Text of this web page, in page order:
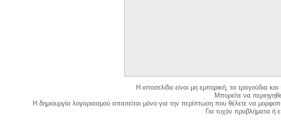
Η ιστοσελίδα είναι μη εμπορική, τα τραγούδια
Μπορείτε να
Η δημιουργία λογαριασμού απαιτείται μόνο για την περίπτωση που θέλετε να
Για τυχόν προβλήματα ή